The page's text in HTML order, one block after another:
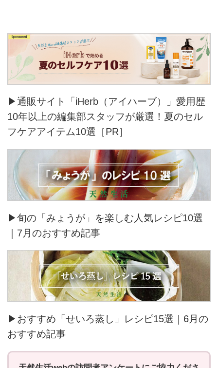
▶通販サイト「iHerb（アイハーブ）」愛用歴
10年以上の編集部スタッフが厳選！夏のセル
フケアアイテム10選［PR］
▶旬の「みょうが」を楽しむ人気レシピ10選
｜7月のおすすめ記事
▶おすすめ「せいろ蒸し」レシピ15選｜6月の
おすすめ記事